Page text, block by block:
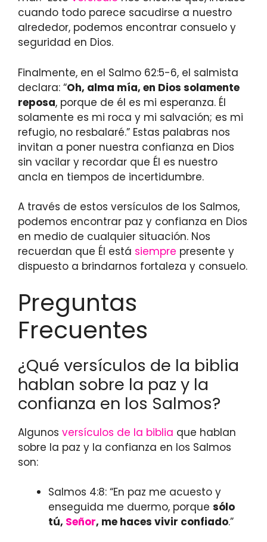
cuando todo parece sacudirse a nuestro
alrededor, podemos encontrar consuelo y
seguridad en Dios.
Finalmente, en el Salmo 62:5-6, el salmista
declara: “Oh, alma mía, en Dios solamente
reposa, porque de él es mi esperanza. Él
solamente es mi roca y mi salvación; es mi
refugio, no resbalaré.” Estas palabras nos
invitan a poner nuestra confianza en Dios
sin vacilar y recordar que Él es nuestro
ancla en tiempos de incertidumbre.
A través de estos versículos de los Salmos,
podemos encontrar paz y confianza en Dios
en medio de cualquier situación. Nos
recuerdan que Él está siempre presente y
dispuesto a brindarnos fortaleza y consuelo.
Preguntas
Frecuentes
¿Qué versículos de la biblia
hablan sobre la paz y la
confianza en los Salmos?
Algunos versículos de la biblia que hablan
sobre la paz y la confianza en los Salmos
son:
Salmos 4:8: “En paz me acuesto y
enseguida me duermo, porque sólo
tú, Señor, me haces vivir confiado.”